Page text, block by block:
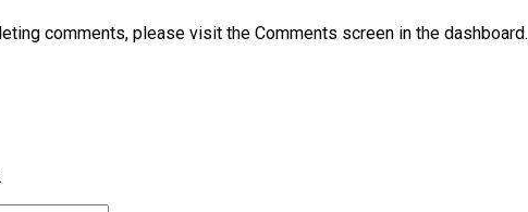
comments, please visit the Comments screen in the dashboard.